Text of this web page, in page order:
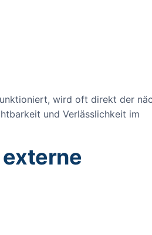
wird oft direkt der
und Verlässlichkeit im